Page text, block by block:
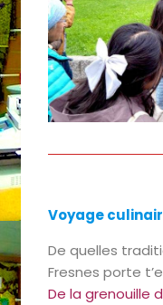
Voyage
De quelles
Fresnes porte
De la grenouille